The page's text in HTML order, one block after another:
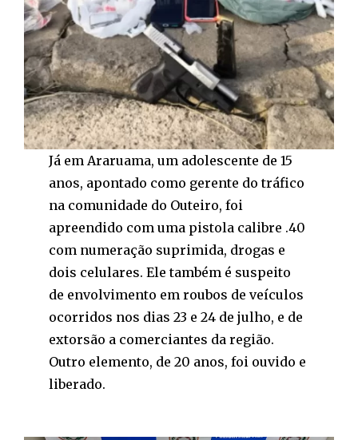
Já em Araruama, um adolescente de 15
anos, apontado como gerente do tráfico
na comunidade do Outeiro, foi
apreendido com uma pistola calibre .40
com numeração suprimida, drogas e
dois celulares. Ele também é suspeito
de envolvimento em roubos de veículos
ocorridos nos dias 23 e 24 de julho, e de
extorsão a comerciantes da região.
Outro elemento, de 20 anos, foi ouvido e
liberado.